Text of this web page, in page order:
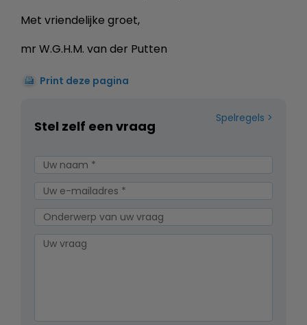
Met vriendelijke groet,
mr W.G.H.M. van der Putten
Print deze pagina
Spelregels
Stel zelf een vraag